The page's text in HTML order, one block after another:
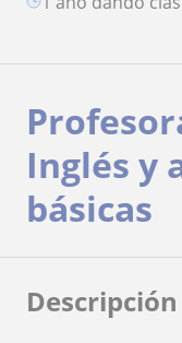
Inglés y
básicas